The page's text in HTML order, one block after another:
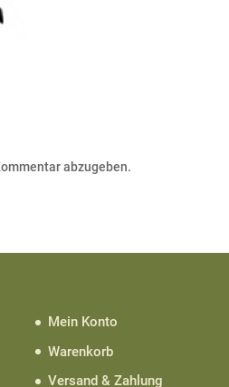
abzugeben.
Mein Konto
Warenkorb
Versand & Zahlung